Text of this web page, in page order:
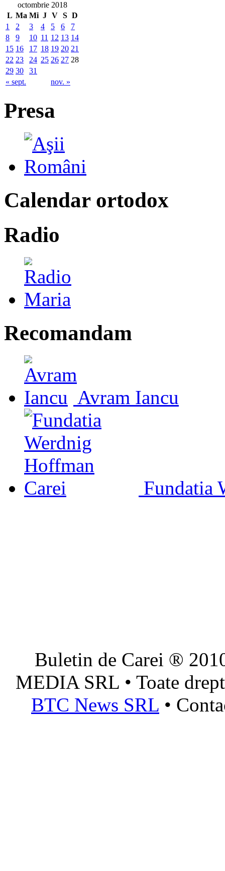
octombrie 2018
L Ma Mi J V S D
« sept. nov. »
1 2 3 4 5 6
7
8
9 10 11 12 13 14
15 16 17 18 19 20 21
22 23 24 25 26 27 28
29 30 31
Presa
Calendar ortodox
Radio
Recomandam
Avram Iancu
Fundatia
Buletin de Carei ®
MEDIA SRL • Toate
BTC News SRL •